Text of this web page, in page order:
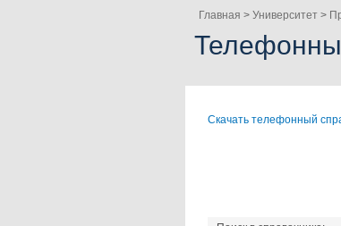
Главная > Университет >
Скачать телефонный